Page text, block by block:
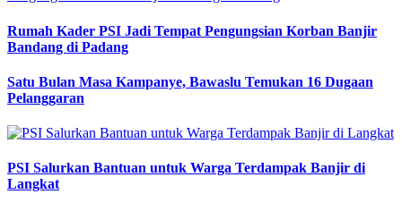
Rumah Kader PSI Jadi Tempat Pengungsian Korban Banjir
Bandang di Padang
Satu Bulan Masa Kampanye, Bawaslu Temukan 16 Dugaan
Pelanggaran
PSI Salurkan Bantuan untuk Warga Terdampak Banjir di
Langkat